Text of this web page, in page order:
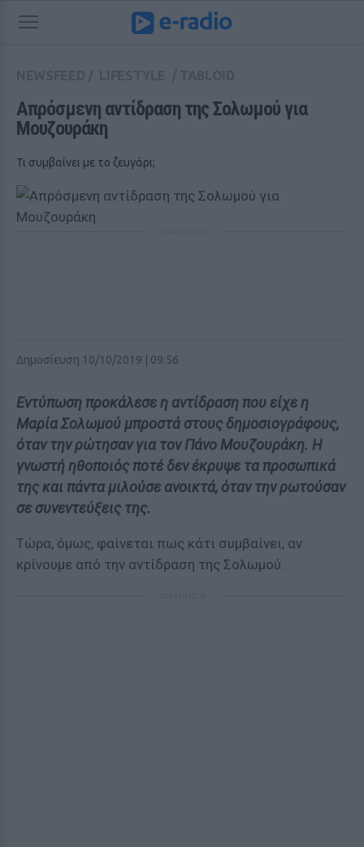
Απρόσμενη αντίδραση της Σολωμού για
Μουζουράκη
Τι συμβαίνει με το ζευγάρι;
Δημοσίευση 10/10/2019 | 09:56
Εντύπωση προκάλεσε η αντίδραση που είχε η
Μαρία Σολωμού μπροστά στους δημοσιογράφους,
όταν την ρώτησαν για τον Πάνο Μουζουράκη. Η
γνωστή ηθοποιός ποτέ δεν έκρυψε τα προσωπικά
της και πάντα μιλούσε ανοικτά, όταν την ρωτούσαν
σε συνεντεύξεις της.
Τώρα, όμως, φαίνεται πως κάτι συμβαίνει, αν
κρίνουμε από την αντίδραση της Σολωμού.